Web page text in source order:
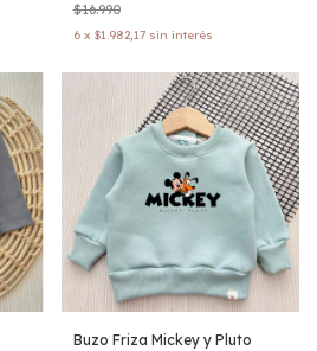
$16.990
6 x $1.982,17 sin interés
Buzo Friza Mickey y Pluto